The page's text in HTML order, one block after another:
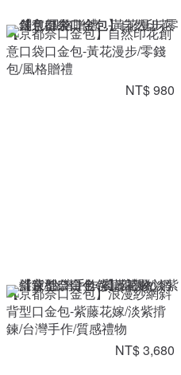
【京都奈口金包】自然印花創
意口袋口金包-黃花漫步/零錢
包/風格贈禮
NT$ 980
【京都奈口金包】浪漫紗網斜
背型口金包-紫藤花嫁/淡紫揹
鍊/台灣手作/質感禮物
NT$ 3,680